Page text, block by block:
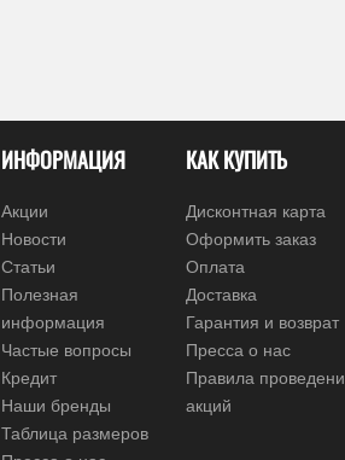
ИНФОРМАЦИЯ
Акции
Новости
Статьи
Полезная
информация
Частые вопросы
Кредит
Наши бренды
Таблица размеров
КАК КУПИТЬ
Дисконтная карта
Оформить заказ
Оплата
Доставка
Гарантия и возврат
Пресса о нас
Правила
акций